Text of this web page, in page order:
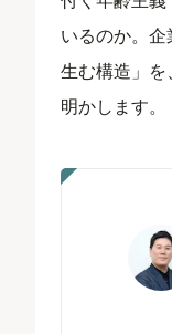
いるのか。
生む構造」
明かします。